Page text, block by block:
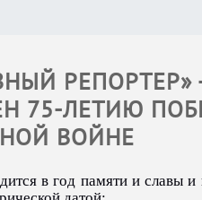
РЕПОРТЕР»
75-ЛЕТИЮ
ВОЙНЕ
в год памяти и славы